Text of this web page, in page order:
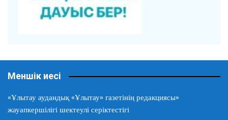
Меншік иесі
«Ұлытау аудандық «Ұлытау» газетінің редакциясы»
жауапкершілігі шектеулі серіктестігі